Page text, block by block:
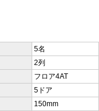
5名
2列
フロア4AT
5ドア
150mm